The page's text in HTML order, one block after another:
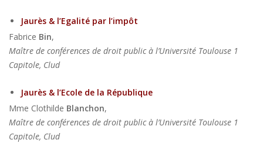
Jaurès & l’Egalité par l’impôt
Fabrice Bin,
Maître de conférences de droit public à l’Université Toulouse 1
Capitole, Clud
Jaurès & l’Ecole de la République
Mme Clothilde Blanchon,
Maître de conférences de droit public à l’Université Toulouse 1
Capitole, Clud